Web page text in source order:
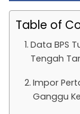
Table of
Data BPS
Tengah
Impor
Ganggu